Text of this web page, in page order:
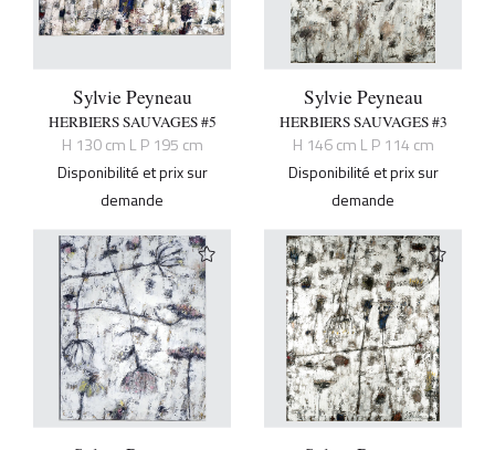
Sylvie Peyneau
HERBIERS SAUVAGES #5
H 130 cm L P 195 cm
Disponibilité et prix sur
demande
Sylvie Peyneau
HERBIERS SAUVAGES #3
H 146 cm L P 114 cm
Disponibilité et prix sur
demande